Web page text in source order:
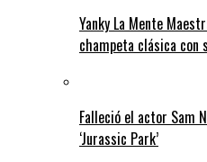
Yanky La Mente
champeta clásica con
Falleció el actor Sam
‘Jurassic Park’